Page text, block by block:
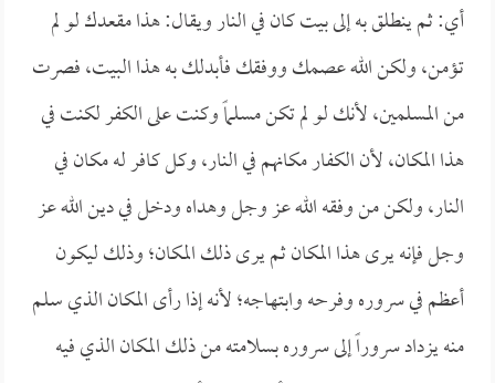
أي: ثم ينطلق به إلى بيت كان في النار ويقال: هذا مقعدك لو لم
تؤمن، ولكن الله عصمك ووفقك فأبدلك به هذا البيت، فصرت
من المسلمين، لأنك لو لم تكن مسلماً وكنت على الكفر لكنت في
هذا المكان، لأن الكفار مكانهم في النار، وكل كافر له مكان في
النار، ولكن من وفقه الله عز وجل وهداه ودخل في دين الله عز
وجل فإنه يرى هذا المكان ثم يرى ذلك المكان؛ وذلك ليكون
أعظم في سروره وفرحه وابتهاجه؛ لأنه إذا رأى المكان الذي سلم
منه يزداد سروراً إلى سروره بسلامته من ذلك المكان الذي فيه